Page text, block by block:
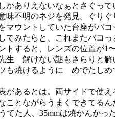
かありえないなぁとさぐって
不明のネジを発見。ぐりぐ
マウントしていた台座がバコ
てみたらと、これまたバコっ
トすると、レンズの位置が1
生 解けない謎もさらりと解
も焼けるように めでたしめ
あるとは。両サイドで使え
ことながらうまくできてるん
てた人、35mmは焼かんかっ